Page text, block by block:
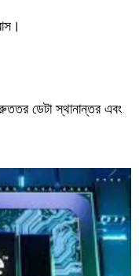
ডেটা স্থানান্তর এবং